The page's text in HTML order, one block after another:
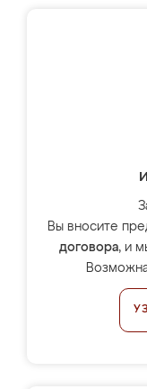
Вы вносите
договора, и